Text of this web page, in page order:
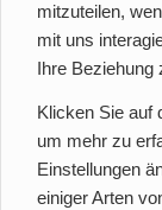
mitzuteilen,
mit uns
Ihre Beziehung
Klicken Sie auf
um mehr zu
Einstellungen
einiger Arten